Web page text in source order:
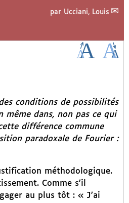
par Ucciani, Louis
conditions de possibilités
même dans, non pas ce qui
différence commune
paradoxale de Fourier :
méthodologique.
Comme s’il
au plus tôt : « J’ai